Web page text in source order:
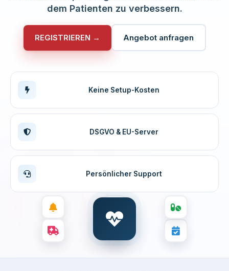
dem Patienten zu verbessern.
REGISTRIEREN → Angebot anfragen
Keine Setup-Kosten
DSGVO & EU-Server
Persönlicher Support